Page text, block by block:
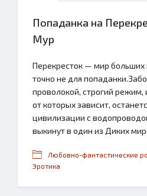
Попаданка на
Мур
Перекресток — мир
точно не для
проволокой, строгий
от которых зависит,
цивилизации с
выкинут в один из Диких
Любовно-фантастические
Эротика